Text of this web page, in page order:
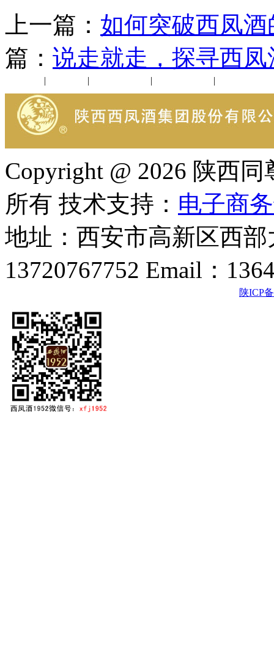
上一篇： 如何突破西凤
篇： 说走就走，探寻西
| | | |
Copyright @ 2026 陕西
所有 技术支持： 电子商
地址：西安市高新区西
13720767752 Email：
陕ICP